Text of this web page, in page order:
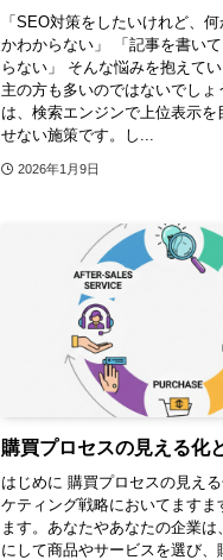
「SEO対策をしたいけれど、
かわからない」 「記事を書い
らない」 そんな悩みを抱えて
主の方も多いのではないでし
は、検索エンジンで上位表示を
せない施策です。し...
2026年1月9日
購買プロセスの見える化
はじめに 購買プロセスの見え
ケティング戦略においてますま
ます。あなたやあなたの企業は
にして商品やサービスを選び、